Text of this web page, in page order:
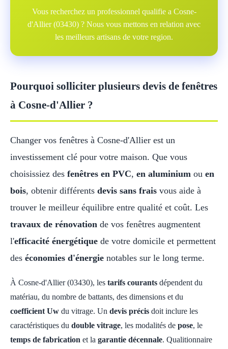
Vous recherchez un professionnel qualifie a Cosne-
d'Allier (03430) ? Nous vous mettons en relation avec
les meilleurs artisans de votre region.
Pourquoi solliciter plusieurs devis de fenêtres
à Cosne-d'Allier ?
Changer vos fenêtres à Cosne-d'Allier est un
investissement clé pour votre maison. Que vous
choisissiez des fenêtres en PVC, en aluminium ou en
bois, obtenir différents devis sans frais vous aide à
trouver le meilleur équilibre entre qualité et coût. Les
travaux de rénovation de vos fenêtres augmentent
l'efficacité énergétique de votre domicile et permettent
des économies d'énergie notables sur le long terme.
À Cosne-d'Allier (03430), les tarifs courants dépendent du
matériau, du nombre de battants, des dimensions et du
coefficient Uw du vitrage. Un devis précis doit inclure les
caractéristiques du double vitrage, les modalités de pose, le
temps de fabrication et la garantie décennale. Qualitionnaire